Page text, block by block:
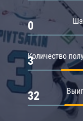
0
Количество
3
32